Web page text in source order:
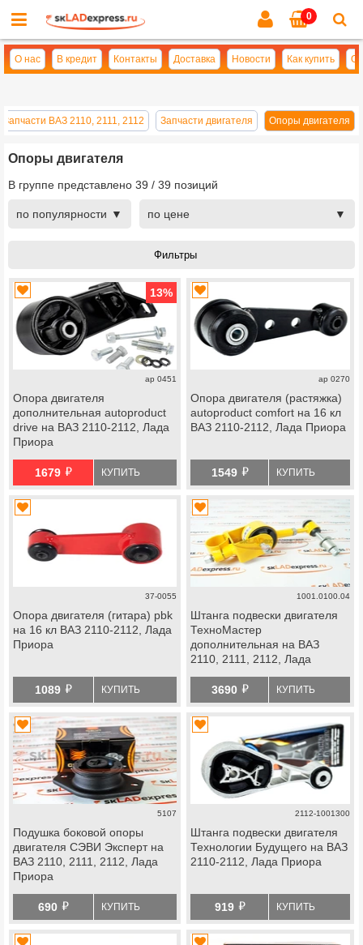
0
О нас В кредит Контакты Доставка Новости Как купить
Запчасти ВАЗ 2110, 2111, 2112 Запчасти двигателя Опоры двигателя
Опоры двигателя
В группе представлено 39 / 39 позиций
по популярности по цене
13%
ap 0451
Опора двигателя
дополнительная autoproduct
drive на ВАЗ 2110-2112, Лада
Приора
1679 й КУПИТЬ
ap 0270
Опора двигателя (растяжка)
autoproduct comfort на 16 кл
ВАЗ 2110-2112, Лада Приора
1549 й КУПИТЬ
37-0055
Опора двигателя (гитара) pbk
на 16 кл ВАЗ 2110-2112, Лада
Приора
1089 й КУПИТЬ
1001.0100.04
Штанга подвески двигателя
ТехноМастер
дополнительная на ВАЗ
2110, 2111, 2112, Лада
3690 й КУПИТЬ
5107
Подушка боковой опоры
двигателя СЭВИ Эксперт на
ВАЗ 2110, 2111, 2112, Лада
Приора
690 й КУПИТЬ
2112-1001300
Штанга подвески двигателя
Технологии Будущего на ВАЗ
2110-2112, Лада Приора
919 й КУПИТЬ